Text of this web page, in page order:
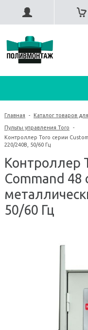
Главная - Каталог товаров
Пульты управления Toro
-
Контроллер Toro серии
220/240В, 50/60 Гц
Контроллер
Command 48
50/60 Гц